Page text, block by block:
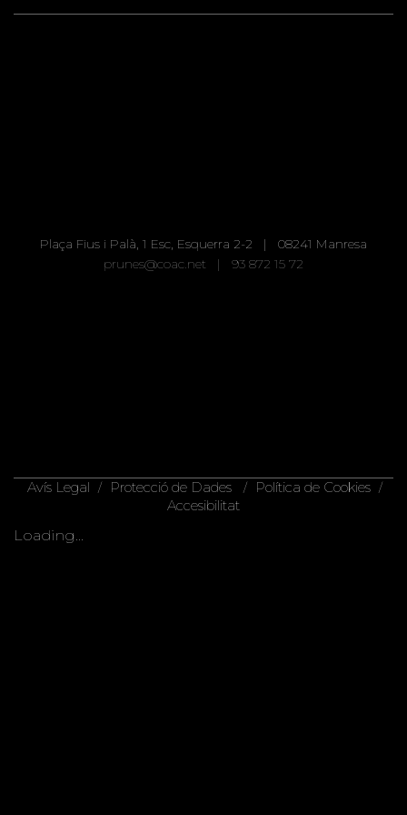
Plaça Fius i Palà, 1 Esc, Esquerra 2-2 | 08241 Manresa
prunes@coac.net | 93 872 15 72
Avís Legal / Protecció de Dades / Política de Cookies /
Accesibilitat
Loading...